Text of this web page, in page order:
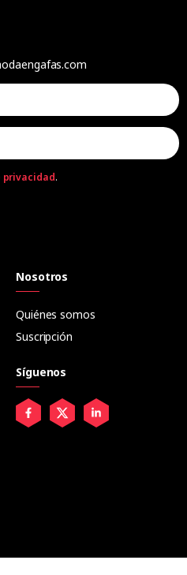
privacidad.
Nosotros
Quiénes somos
Suscripción
Síguenos